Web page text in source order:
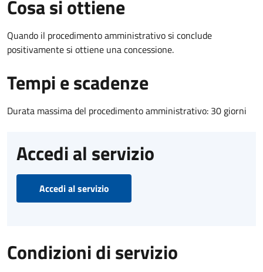
Cosa si ottiene
Quando il procedimento amministrativo si conclude
positivamente si ottiene una concessione.
Tempi e scadenze
Durata massima del procedimento amministrativo: 30 giorni
Accedi al servizio
Accedi al servizio
Condizioni di servizio